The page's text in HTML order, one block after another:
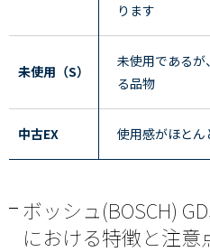
ります
未使用（S）
未使用である
る品物
中古EX 使用感がほとん
ボッシュ(BOSCH)
における特徴と注意